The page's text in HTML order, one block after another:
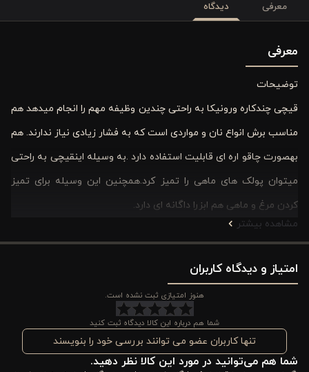
معرفی دیدگاه
معرفی
توضیحات
قیچی چندکاره ورونیکا به راحتی چندین وظیفه مهم را انجام میدهد هم
مناسب برش انواع نان و مواردی است که به فشار زیادی نیاز ندارند. هم
بهصورت چاقو اره ای قابلیت استفاده دارد .به وسیله اینقیچی به راحتی
میتوان پولک های ماهی را تمیز کرد.همچنین این وسیله برای تمیز
کردن مرغ و ماهی هم ابزرا داگانه ای دارد.
مشاهده بیشتر
امتیاز و دیدگاه کاربران
هنوز امتیازی ثبت نشده است.
شما هم درباره این کالا دیدگاه ثبت کنید
تنها کاربران عضو می توانند بررسی خود را بنویسند
شما هم می‌توانید در مورد این کالا نظر دهید.